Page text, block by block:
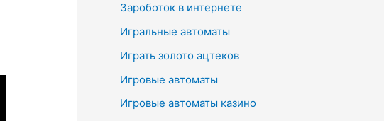
Зароботок в интернете
Игральные автоматы
Играть золото ацтеков
Игровые автоматы
Игровые автоматы казино